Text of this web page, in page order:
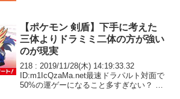
【ポケモン 剣盾】下手に考えた
三体よりドラミミ二体の方が強い
のが現実
218 : 2019/11/28(木) 14:19:33.32
ID:m1IcQzaMa.net最速ドラパルト対面で
50%の運ゲーになること多すぎない？ ど